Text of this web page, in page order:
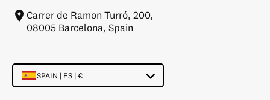
Carrer de Ramon Turró, 200,
08005 Barcelona, Spain
SPAIN | ES | €